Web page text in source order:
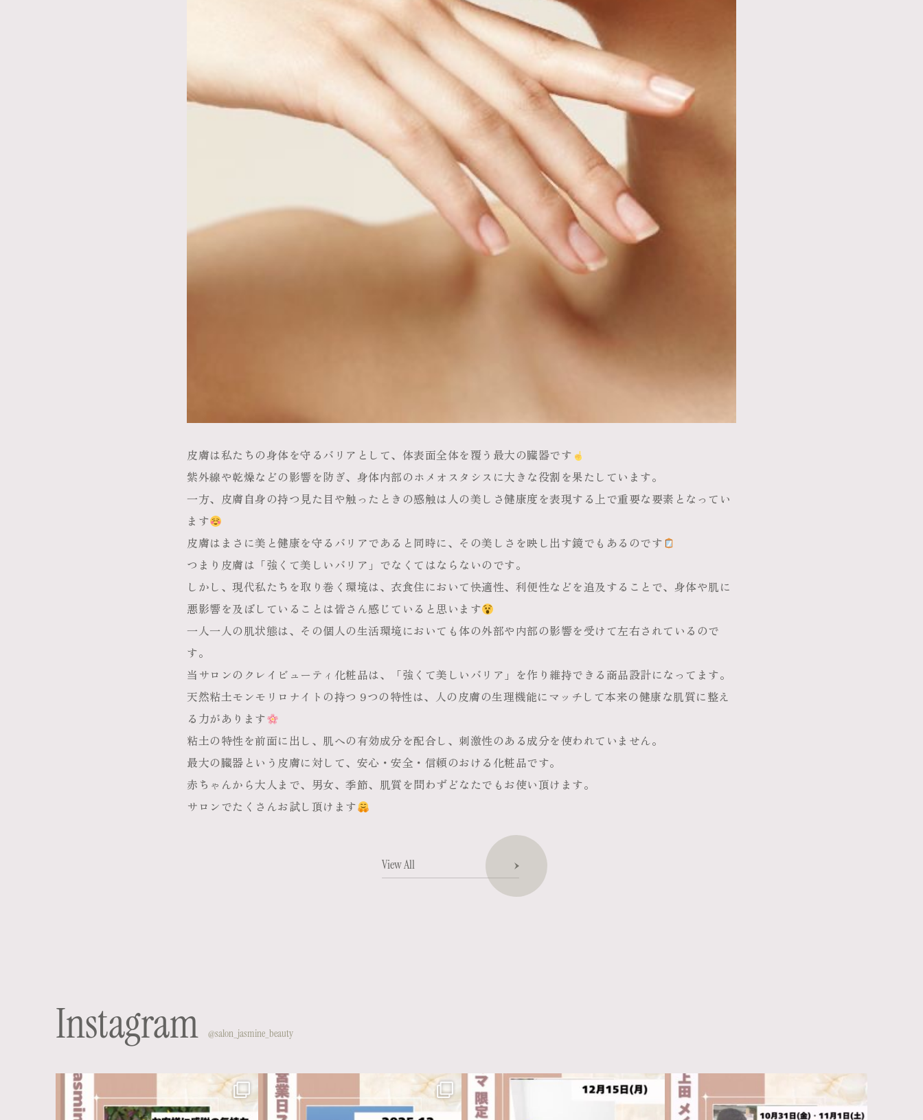
皮膚は私たちの身体を守るバリアとして、体表面全体を覆う最大の臓器です
紫外線や乾燥などの影響を防ぎ、身体内部のホメオス タシスに大きな役割を果たしています。
一方、皮膚自身の持つ見た目や触ったときの感触は人の美しさ健康度を表現する上で重要な要素となってい
ます
皮膚はまさに美と健康を守るバリアであると同時に、その美しさを映し出す鏡でもあるのです
つまり皮膚は「強くて美しいバリア」でなくてはならないのです。
しかし、現代私たちを取り巻く環境は、衣食住において快適性、利便性などを追及することで、身体や肌に
悪影響を及ぼしていることは皆さん感じていると思います
一人一人の肌状態は、その個人の生活環境においても体の外部や内部の影響を受けて左右されているので
す。
当サロンのクレイビューティ化粧品は、「強くて美しいバリア」を作り維持できる商品設計になってます。
天然粘土モンモリロナイトの持つ 9つの特性は、人の皮膚の生理機能にマッチして本来の健康な肌質に整え
る力があります
粘土の特性を前面に出し、肌への有効成分を配合し、刺激性のある成分を使われていません。
最大の臓器という皮膚に対して、安心・安全・信頼のおける化粧品です。
赤ちゃんから大人まで、男女、季節、肌質を問わずどなたでもお使い頂けます。
サロンでたくさんお試し頂けます
View All
Instagram @salon_jasmine_beauty